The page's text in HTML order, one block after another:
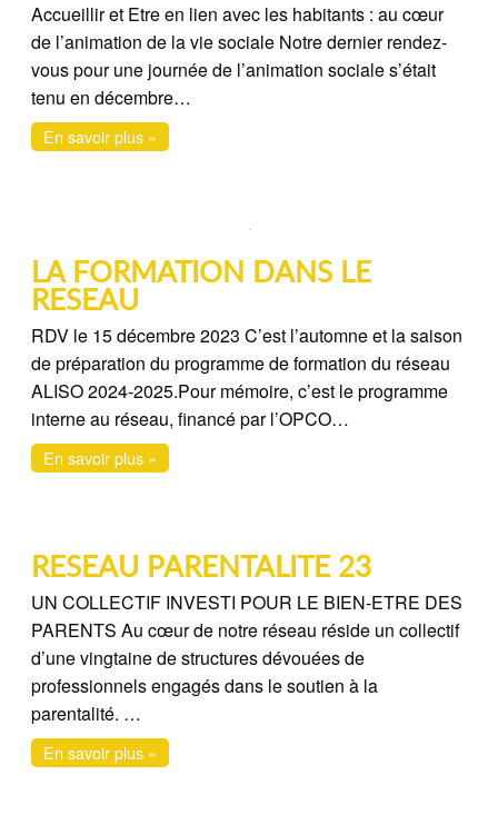
Accueillir et Etre en lien avec les habitants : au cœur
de l’animation de la vie sociale Notre dernier rendez-
vous pour une journée de l’animation sociale s’était
tenu en décembre…
En savoir plus »
LA FORMATION DANS LE
RESEAU
RDV le 15 décembre 2023 C’est l’automne et la saison
de préparation du programme de formation du réseau
ALISO 2024-2025.Pour mémoire, c’est le programme
interne au réseau, financé par l’OPCO…
En savoir plus »
RESEAU PARENTALITE 23
UN COLLECTIF INVESTI POUR LE BIEN-ETRE DES
PARENTS Au cœur de notre réseau réside un collectif
d’une vingtaine de structures dévouées de
professionnels engagés dans le soutien à la
parentalité. …
En savoir plus »